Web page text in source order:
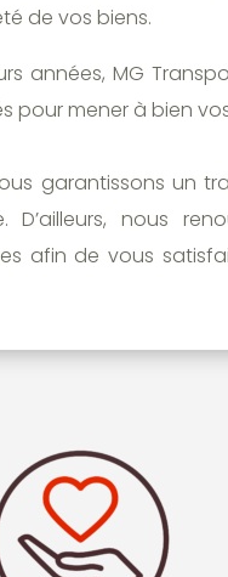
de vos biens.
années, MG
mener à bien
garantissons un
nous
afin de vous